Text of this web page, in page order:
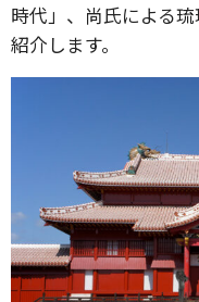
時代」、尚氏による
紹介します。